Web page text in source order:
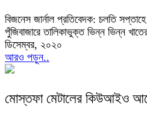
বিজনেস জার্নাল প্রতিবেদক: চলতি
পুঁজিবাজারে তালিকাভুক্ত ভিন্ন ভিন্ন
ডিসেম্বর, ২০২০
আরও পড়ুন..
মোস্তফা মেটালের কিউআইও